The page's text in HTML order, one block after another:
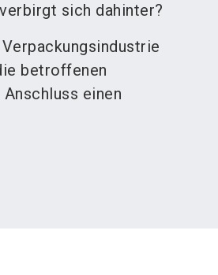
sich dahinter?
betroffenen
einen